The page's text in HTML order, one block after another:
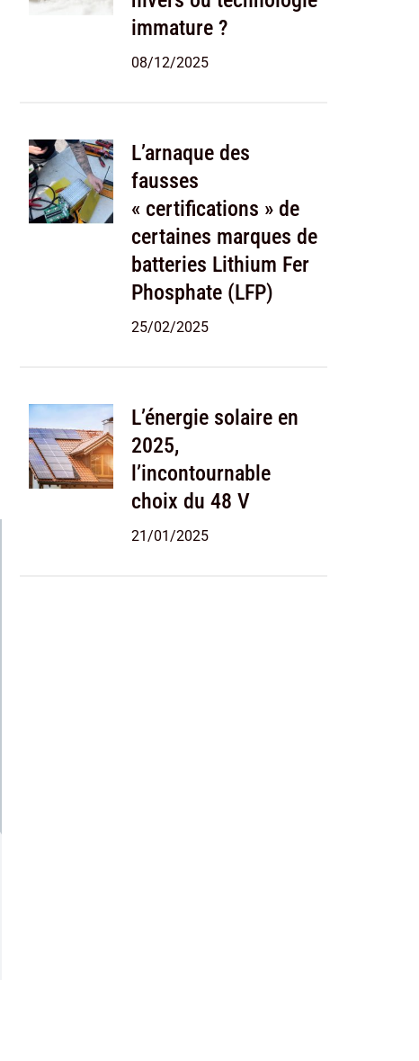
immature ?
08/12/2025
L’arnaque des
fausses
« certifications » de
certaines marques de
batteries Lithium Fer
Phosphate (LFP)
25/02/2025
L’énergie solaire en
2025,
l’incontournable
choix du 48 V
21/01/2025